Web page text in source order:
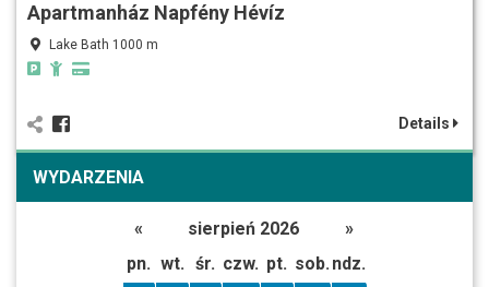
Apartmanház Napfény Hévíz
Lake Bath 1000 m
Details
WYDARZENIA
« sierpień 2026
»
pn. wt. śr. czw. pt. sob. ndz.